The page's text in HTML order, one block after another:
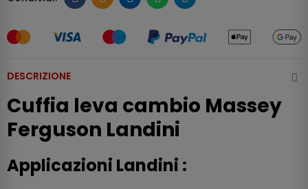
DESCRIZIONE
Cuffia leva cambio Massey
Ferguson Landini
Applicazioni Landini :